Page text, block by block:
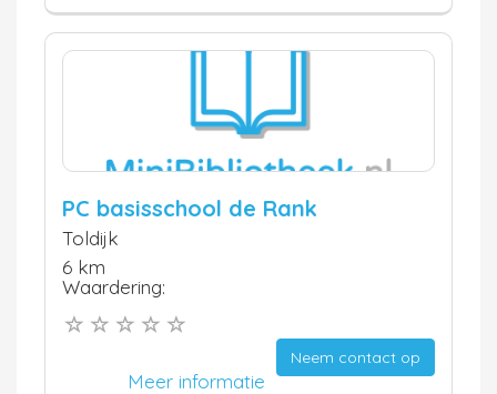
PC basisschool de Rank
Toldijk
6 km
Waardering:
Neem contact op
Meer informatie